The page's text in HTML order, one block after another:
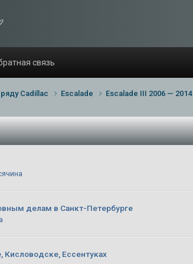
связь
Cadillac Escalade Escalade III 2006 — 2014
делам в Санкт-Петербурге
Ессентуках